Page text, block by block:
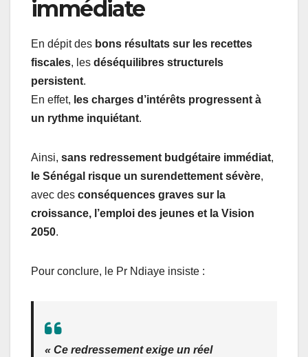
immédiate
En dépit des bons résultats sur les recettes
fiscales, les déséquilibres structurels
persistent.
En effet, les charges d’intérêts progressent à
un rythme inquiétant.
Ainsi, sans redressement budgétaire immédiat,
le Sénégal risque un surendettement sévère,
avec des conséquences graves sur la
croissance, l’emploi des jeunes et la Vision
2050.
Pour conclure, le Pr Ndiaye insiste :
« Ce redressement exige un réel